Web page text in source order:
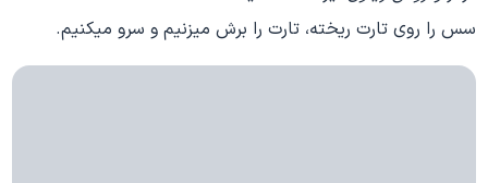
سس را روی تارت ریخته، تارت را برش می‮زنیم و سرو می‮کنیم.